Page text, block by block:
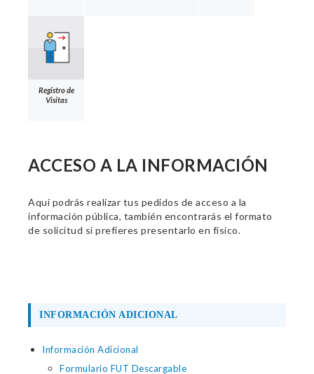
Registro de
Visitas
ACCESO A LA INFORMACIÓN
Aquí podrás realizar tus pedidos de acceso a la
información pública, también encontrarás el formato
de solicitud si prefieres presentarlo en físico.
INFORMACIÓN ADICIONAL
Información Adicional
Formulario FUT Descargable